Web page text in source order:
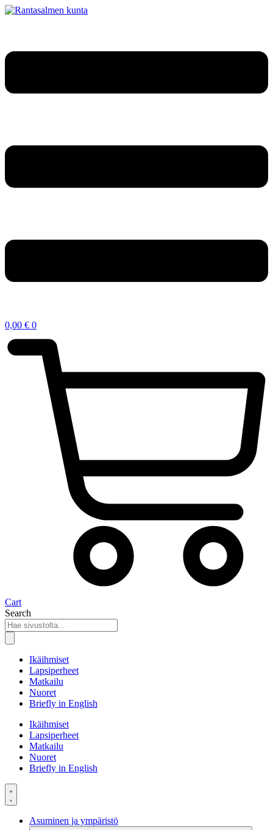
0,00 € 0
Cart
Search
Ikäihmiset
Lapsiperheet
Matkailu
Nuoret
Briefly in English
Ikäihmiset
Lapsiperheet
Matkailu
Nuoret
Briefly in English
Asuminen ja ympäristö